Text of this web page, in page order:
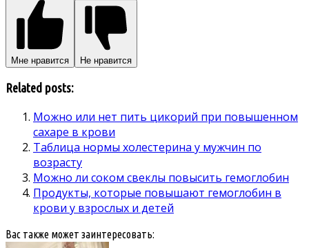
Мне нравится Не нравится
Related posts:
Можно или нет пить цикорий при повышенном
сахаре в крови
Таблица нормы холестерина у мужчин по
возрасту
Можно ли соком свеклы повысить гемоглобин
Продукты, которые повышают гемоглобин в
крови у взрослых и детей
Вас также может заинтересовать: